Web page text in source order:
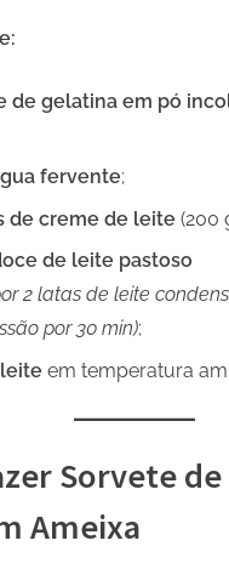
de gelatina em pó
fervente;
de creme de leite (200
de leite pastoso
2 latas de leite
por 30 min);
em temperatura
Sorvete de
Ameixa